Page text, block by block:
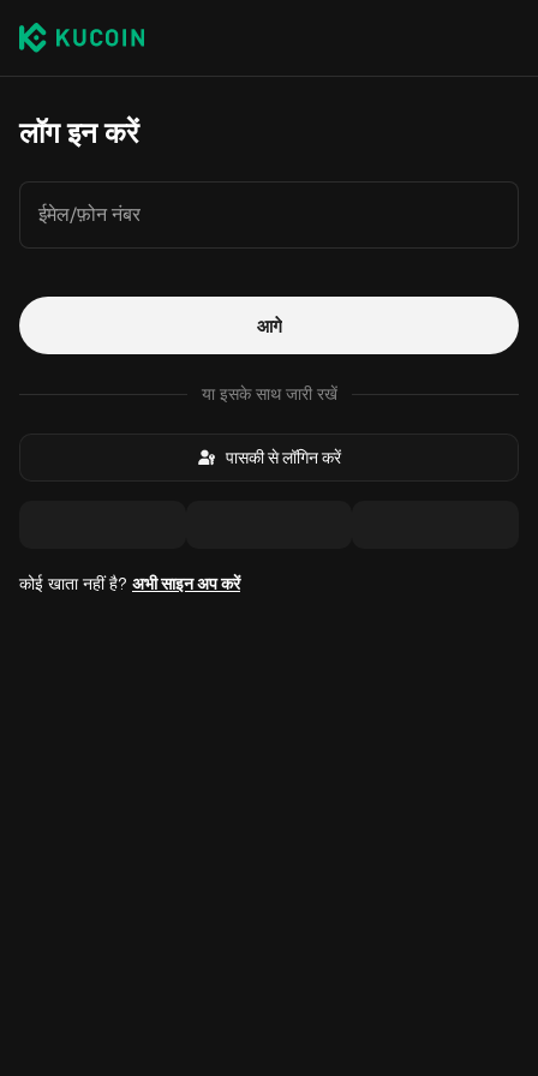
लॉग इन करें
ईमेल/फ़ोन नंबर
आगे
या इसके साथ जारी रखें
पासकी से लॉगिन करें
कोई खाता नहीं है? अभी साइन अप करें